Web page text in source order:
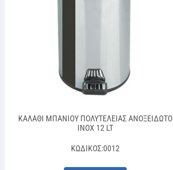
ΚΑΛΑΘΙ ΜΠΑΝΙΟΥ ΠΟΛΥΤΕΛΕΙΑΣ ΑΝΟΞΕΙΔΩΤΟ
INOX 12 LT
ΚΩΔΙΚΌΣ:0012